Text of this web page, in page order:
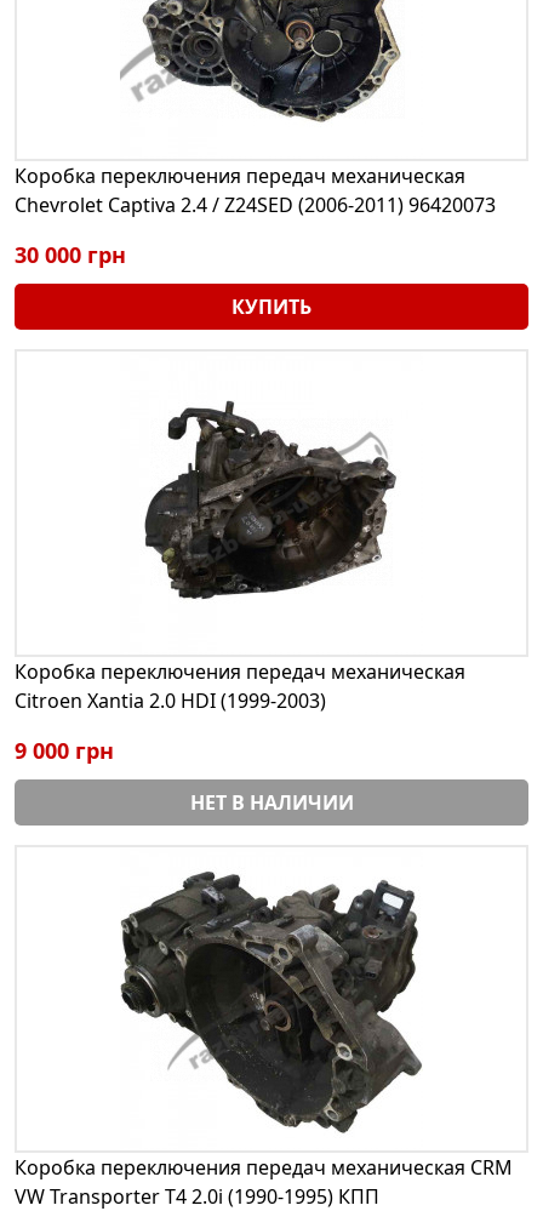
Коробка переключения передач механическая
Chevrolet Captiva 2.4 / Z24SED (2006-2011) 96420073
30 000 грн
КУПИТЬ
Коробка переключения передач механическая
Citroen Xantia 2.0 HDI (1999-2003)
9 000 грн
НЕТ В НАЛИЧИИ
Коробка переключения передач механическая CRM
VW Transporter T4 2.0i (1990-1995) КПП